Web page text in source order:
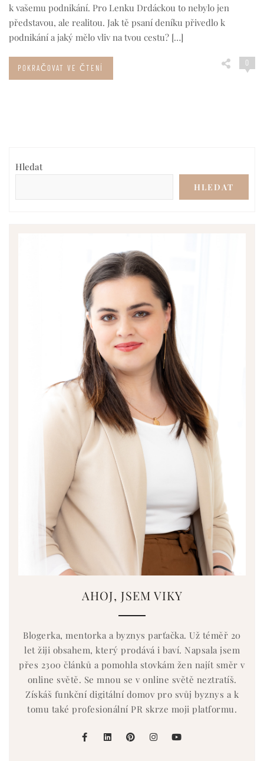
k vašemu podnikání. Pro Lenku Drdáckou to nebylo jen
představou, ale realitou. Jak tě psaní deníku přivedlo k
podnikání a jaký mělo vliv na tvou cestu? […]
0
POKRAČOVAT VE ČTENÍ
Hledat
HLEDAT
AHOJ, JSEM VIKY
Blogerka, mentorka a byznys parťačka. Už téměř 20
let žiji obsahem, který prodává i baví. Napsala jsem
přes 2300 článků a pomohla stovkám žen najít směr v
online světě. Se mnou se v online světě neztratíš.
Získáš funkční digitální domov pro svůj byznys a k
tomu také profesionální PR skrze moji platformu.